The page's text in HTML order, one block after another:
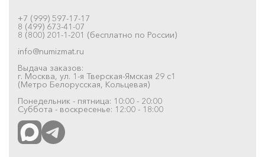
+7 (999) 597-17-17
8 (499) 673-41-07
8 (800) 201-1-201 (бесплатно по России)
info@numizmat.ru
Выдача заказов:
г. Москва, ул. 1-я Тверская-Ямская 29 с1
(Метро Белорусская, Кольцевая)
Понедельник - пятница: 10:00 - 20:00
Суббота - воскресенье: 12:00 - 18:00